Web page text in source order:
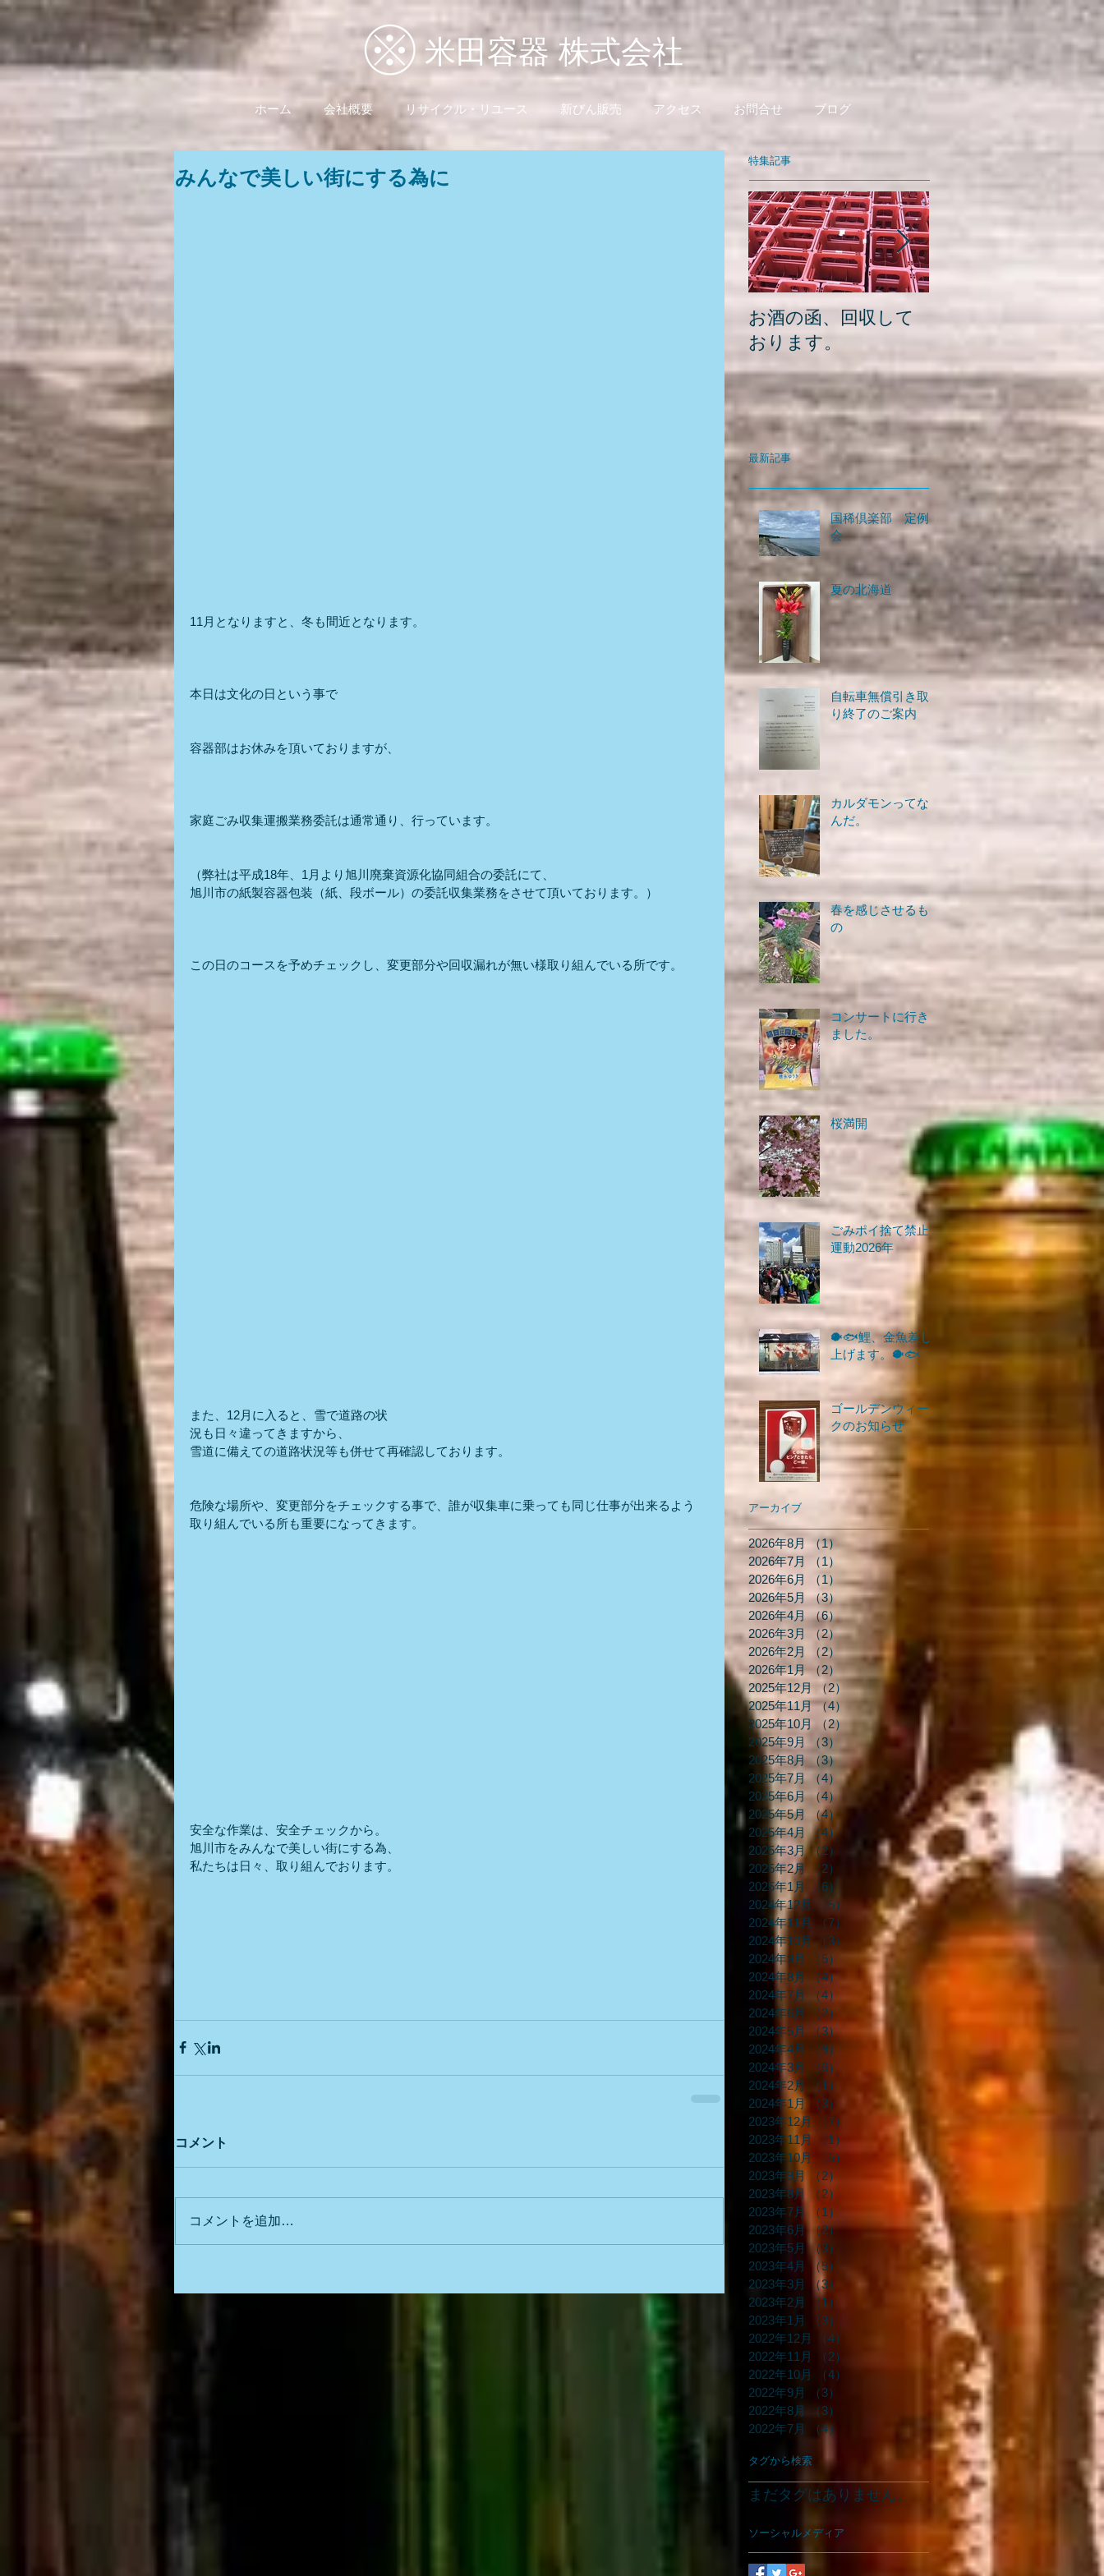
米田容器 株式会社
ホーム 会社概要 リサイクル・リユース 新びん販売 アクセス お問合せ ブログ
みんなで美しい街にする為に
11月となりますと、冬も間近となります。
本日は文化の日という事で
容器部はお休みを頂いておりますが、
家庭ごみ収集運搬業務委託は通常通り、行っています。
（弊社は平成18年、1月より旭川廃棄資源化協同組合の委託にて、
旭川市の紙製容器包装（紙、段ボール）の委託収集業務をさせて頂いております。）
この日のコースを予めチェックし、変更部分や回収漏れが無い様取り組んでいる所です。
また、12月に入ると、雪で道路の状
況も日々違ってきますから、
雪道に備えての道路状況等も併せて再確認しております。
危険な場所や、変更部分をチェックする事で、誰が収集車に乗っても同じ仕事が出来るよう
取り組んでいる所も重要になってきます。
安全な作業は、安全チェックから。
旭川市をみんなで美しい街にする為、
私たちは日々、取り組んでおります。
コメント
コメントを追加…
特集記事
お酒の函、回収して
おります。
最新記事
国稀倶楽部 定例
会
夏の北海道
自転車無償引き取
り終了のご案内
カルダモンってな
んだ。
春を感じさせるも
の
コンサートに行き
ました。
桜満開
ごみポイ捨て禁止
運動2026年
🐡🐟鯉、金魚差し
上げます。🐡🐟
ゴールデンウィー
クのお知らせ
アーカイブ
2026年8月 （1）
1件の記事
2026年7月
（1）
1件の記事
2026年6月
（1）1件の記事
2026年5月 （3）3件の記事
2026年4月 （6）6件の記事
2026年3月
（2）2件の記事
2026年2月
（2）2件の記事
2026年1月 （2）2件の記事
2025年12月
（2）2件の記事
2025年11月 （4）
4件の記事
2025年10月
（2）
2件の記事
2025年9月
（3）
3件の記事
2025年8月 （3）3件の記事
2025年7月
（4）
4件の記事
2025年6月 （4）
2025年5月
（4）
2025年4月 （4）
2025年3月
（2）
2件の記事
2025年2月
（2）
2件の記事
2025年1月
（6）
6件の記事
2024年12月
（5）
5件の記事
2024年11月
（7）
7件の記事
2024年10月
（3）
3件の記事
2024年9月
（5）
5件の記事
2024年8月
（4）4件の記事
2024年7月
（4）
4件の記事
2024年6月
（2）
2件の記事
2024年5月
（3）
3件の記事
2024年4月
（9）
9件の記事
2024年3月
（6）
2024年2月
（1）
1件の記事
2024年1月
（3）
3件の記事
2023年12月
（7）
7件の記事
2023年11月
（1）
2023年10月
（5）
2023年9月
（2）
2023年8月
（2）
2023年7月
（1）
2023年6月
（2）2件の記事
2023年5月 （3）
2023年4月
（5）
2023年3月
（3）
2023年2月
（1）
2023年1月
（3）
2022年12月
（4）
2022年11月
（2）
2022年10月
（4）
2022年9月
（3）
2022年8月
（3）
2022年7月
（4）
タグから検索
まだタグはありません。
ソーシャルメディア